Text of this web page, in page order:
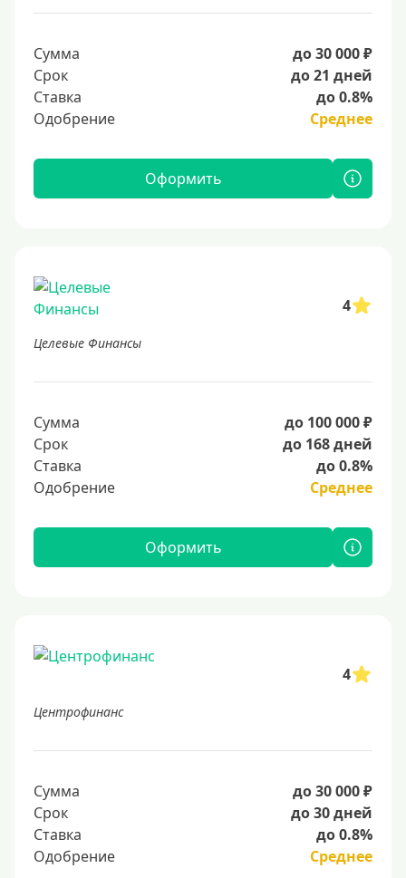
Сумма
до 30 000 ₽
Срок
до 21 дней
Ставка
до 0.8%
Одобрение
Среднее
Оформить
4
Целевые Финансы
Сумма
до 100 000 ₽
Срок
до 168 дней
Ставка
до 0.8%
Одобрение
Среднее
Оформить
4
Центрофинанс
Сумма
до 30 000 ₽
Срок
до 30 дней
Ставка
до 0.8%
Одобрение
Среднее